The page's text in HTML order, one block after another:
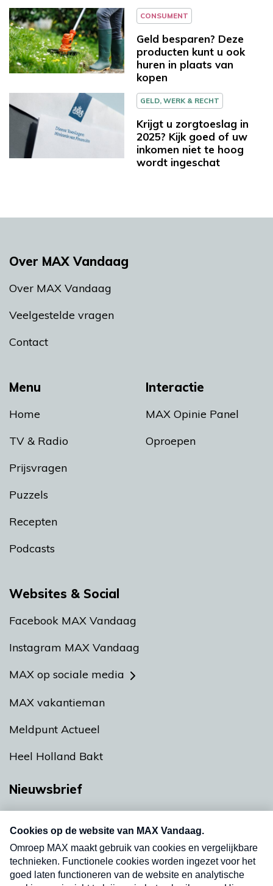
CONSUMENT
Geld besparen? Deze
producten kunt u ook
huren in plaats van
kopen
GELD, WERK & RECHT
Krijgt u zorgtoeslag in
2025? Kijk goed of uw
inkomen niet te hoog
wordt ingeschat
Menu
Home
TV & Radio
Prijsvragen
Puzzels
Recepten
Podcasts
Interactie
MAX Opinie Panel
Oproepen
Over MAX Vandaag
Over MAX Vandaag
Veelgestelde vragen
Contact
Websites & Social
Facebook MAX Vandaag
Instagram MAX Vandaag
MAX op sociale media
MAX vakantieman
Meldpunt Actueel
Heel Holland Bakt
Nieuwsbrief
nieuwsbrief. Elke vrijdag- en dinsdagochtend in
uw mailbox.
Verzend